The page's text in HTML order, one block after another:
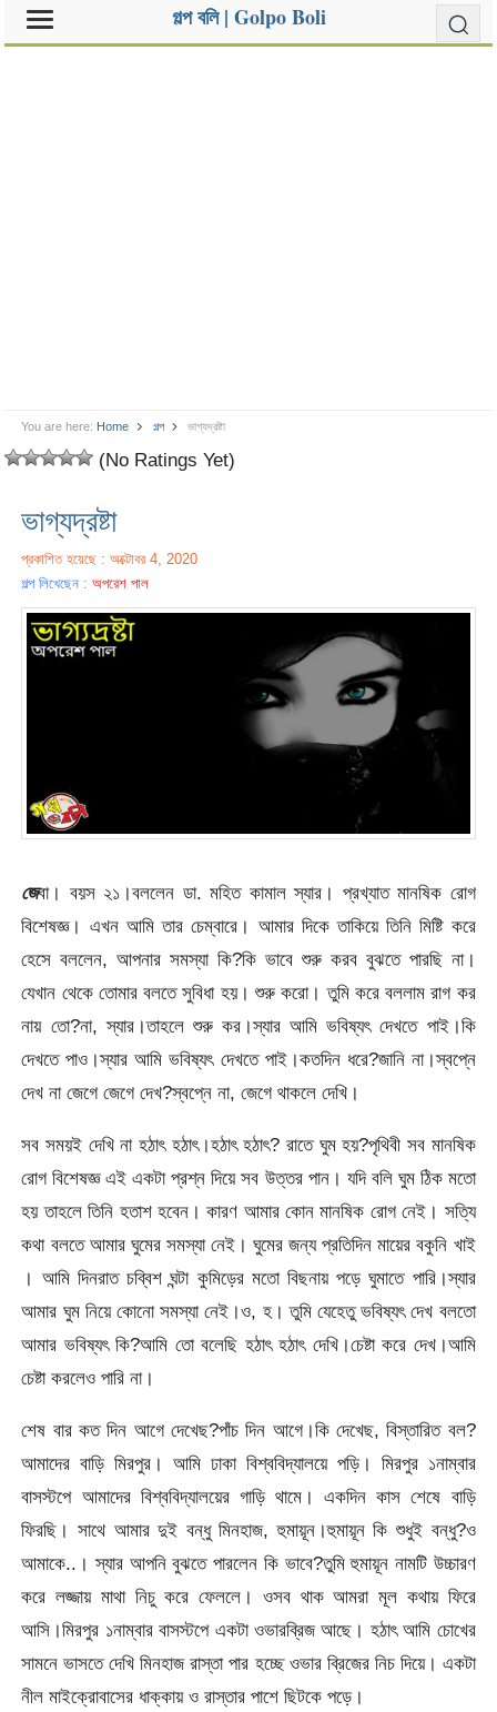
গল্প বলি | Golpo Boli
You are here: Home গল্প ভাগ্যদ্রষ্টা
(No Ratings Yet)
ভাগ্যদ্রষ্টা
প্রকাশিত হয়েছে : অক্টোবর 4, 2020
গল্প লিখেছেন :অপরেশ পাল
জেবা। বয়স ২১।বললেন ডা. মহিত কামাল স্যার। প্রখ্যাত মানষিক রোগ
বিশেষজ্ঞ। এখন আমি তার চেম্বারে। আমার দিকে তাকিয়ে তিনি মিষ্টি করে
হেসে বললেন, আপনার সমস্যা কি?কি ভাবে শুরু করব বুঝতে পারছি না।
যেখান থেকে তোমার বলতে সুবিধা হয়। শুরু করো। তুমি করে বললাম রাগ কর
নায় তো?না, স্যার।তাহলে শুরু কর।স্যার আমি ভবিষ্যৎ দেখতে পাই।কি
দেখতে পাও।স্যার আমি ভবিষ্যৎ দেখতে পাই।কতদিন ধরে?জানি না।স্বপ্নে
দেখ না জেগে জেগে দেখ?স্বপ্নে না, জেগে থাকলে দেখি।
সব সময়ই দেখি না হঠাৎ হঠাৎ।হঠাৎ হঠাৎ? রাতে ঘুম হয়?পৃথিবী সব মানষিক
রোগ বিশেষজ্ঞ এই একটা প্রশ্ন দিয়ে সব উত্তর পান। যদি বলি ঘুম ঠিক মতো
হয় তাহলে তিনি হতাশ হবেন। কারণ আমার কোন মানষিক রোগ নেই। সত্যি
কথা বলতে আমার ঘুমের সমস্যা নেই। ঘুমের জন্য প্রতিদিন মায়ের বকুনি খাই
। আমি দিনরাত চব্বিশ ঘন্টা কুমিড়ের মতো বিছনায় পড়ে ঘুমাতে পারি।স্যার
আমার ঘুম নিয়ে কোনো সমস্যা নেই।ও, হ। তুমি যেহেতু ভবিষ্যৎ দেখ বলতো
আমার ভবিষ্যৎ কি?আমি তো বলেছি হঠাৎ হঠাৎ দেখি।চেষ্টা করে দেখ।আমি
চেষ্টা করলেও পারি না।
শেষ বার কত দিন আগে দেখেছ?পাঁচ দিন আগে।কি দেখেছ, বিস্তারিত বল?
আমাদের বাড়ি মিরপুর। আমি ঢাকা বিশ্ববিদ্যালয়ে পড়ি। মিরপুর ১নাম্বার
বাসস্টপে আমাদের বিশ্ববিদ্যালয়ের গাড়ি থামে। একদিন কাস শেষে বাড়ি
ফিরছি। সাথে আমার দুই বন্ধু মিনহাজ, হুমায়ূন।হুমায়ূন কি শুধুই বন্ধু?ও
আমাকে..। স্যার আপনি বুঝতে পারলেন কি ভাবে?তুমি হুমায়ূন নামটি উচ্চারণ
করে লজ্জায় মাথা নিচু করে ফেললে। ওসব থাক আমরা মূল কথায় ফিরে
আসি।মিরপুর ১নাম্বার বাসস্টপে একটা ওভারব্রিজ আছে। হঠাৎ আমি চোখের
সামনে ভাসতে দেখি মিনহাজ রাস্তা পার হচ্ছে ওভার ব্রিজের নিচ দিয়ে। একটা
নীল মাইক্রোবাসের ধাক্কায় ও রাস্তার পাশে ছিটকে পড়ে।